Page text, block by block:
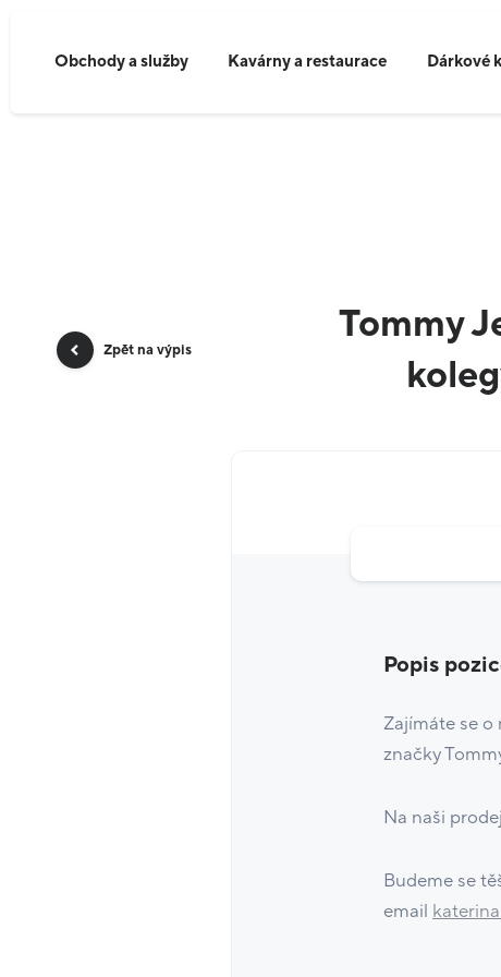
Obchody a služby Kavárny a restaurace Dárkové
Tommy
Zpět na výpis
Popis
Zajímáte se o
značky
Na naši
Budeme se
email